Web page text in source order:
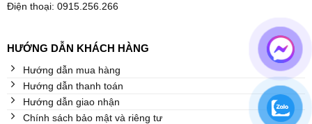
Điện thoại: 0915.256.266
HƯỚNG DẪN KHÁCH HÀNG
Hướng dẫn mua hàng
Hướng dẫn thanh toán
Hướng dẫn giao nhận
Chính sách bảo mật và riêng tư